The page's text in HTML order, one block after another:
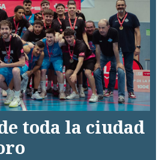
toda la ciudad